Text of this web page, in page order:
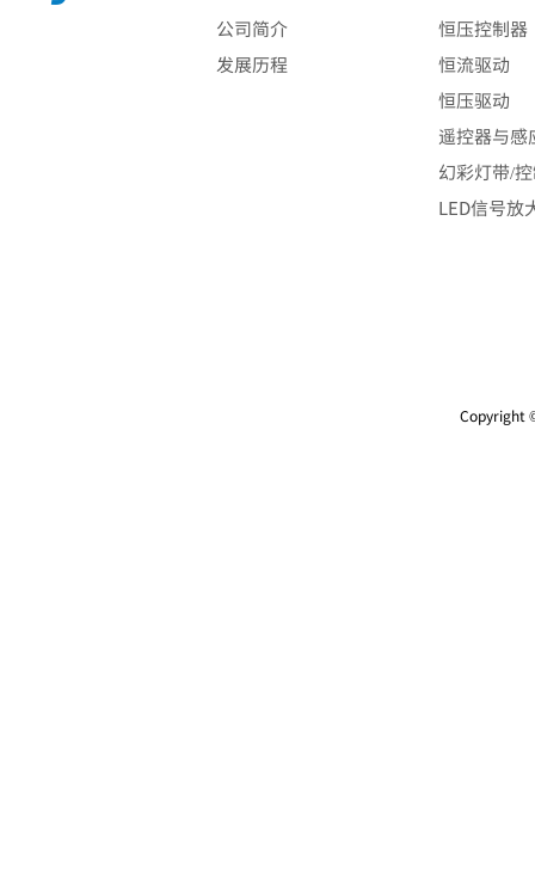
公司简介
发展历程
恒压控制器
恒流驱动
恒压驱动
遥控器与感
幻彩灯带/
LED信号放
Copyright